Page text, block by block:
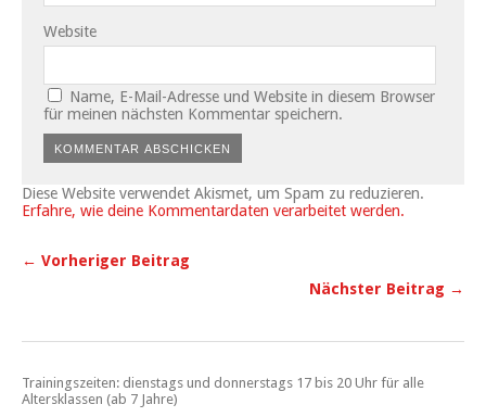
Website
Name, E-Mail-Adresse und Website in diesem Browser
für meinen nächsten Kommentar speichern.
Diese Website verwendet Akismet, um Spam zu reduzieren.
Erfahre, wie deine Kommentardaten verarbeitet werden.
← Vorheriger Beitrag
Nächster Beitrag →
Trainingszeiten: dienstags und donnerstags 17 bis 20 Uhr für alle
Altersklassen (ab 7 Jahre)